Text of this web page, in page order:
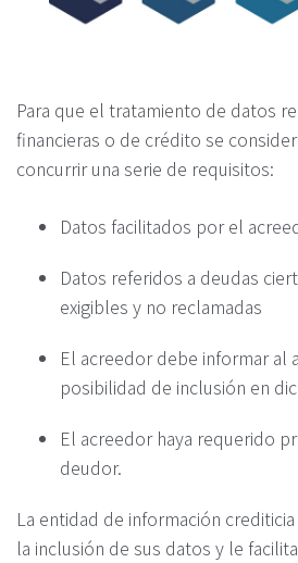
Para que el tratamiento de datos
financieras o de crédito se
concurrir una serie de requisitos:
Datos facilitados por el
Datos referidos a deudas
exigibles y no reclamadas
El acreedor debe informar al
posibilidad de inclusión en
El acreedor haya requerido
deudor.
La entidad de información
la inclusión de sus datos y le